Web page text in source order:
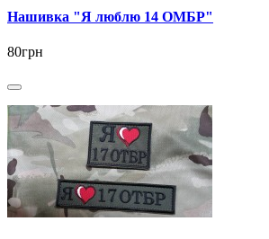
Нашивка "Я люблю 14 ОМБР"
80грн